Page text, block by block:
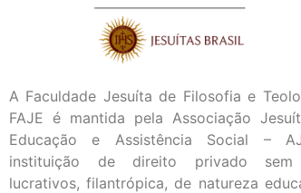
A Faculdade Jesuíta de Filosofia e
FAJE é mantida pela Associação
Educação e Assistência Social –
instituição de direito privado
lucrativos, filantrópica, de natureza